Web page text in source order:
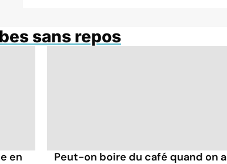
sans repos
en
Peut-on boire du café quand on a